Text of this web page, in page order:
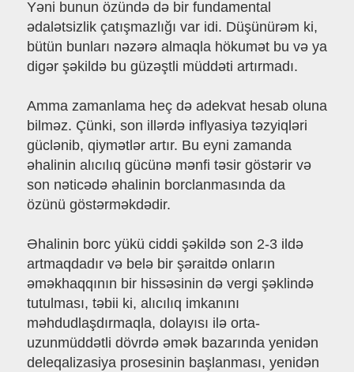
Yəni bunun özündə də bir fundamental
ədalətsizlik çatışmazlığı var idi. Düşünürəm ki,
bütün bunları nəzərə almaqla hökumət bu və ya
digər şəkildə bu güzəştli müddəti artırmadı.
Amma zamanlama heç də adekvat hesab oluna
bilməz. Çünki, son illərdə inflyasiya təzyiqləri
güclənib, qiymətlər artır. Bu eyni zamanda
əhalinin alıcılıq gücünə mənfi təsir göstərir və
son nəticədə əhalinin borclanmasında da
özünü göstərməkdədir.
Əhalinin borc yükü ciddi şəkildə son 2-3 ildə
artmaqdadır və belə bir şəraitdə onların
əməkhaqqının bir hissəsinin də vergi şəklində
tutulması, təbii ki, alıcılıq imkanını
məhdudlaşdırmaqla, dolayısı ilə orta-
uzunmüddətli dövrdə əmək bazarında yenidən
deleqalizasiya prosesinin başlanması, yenidən